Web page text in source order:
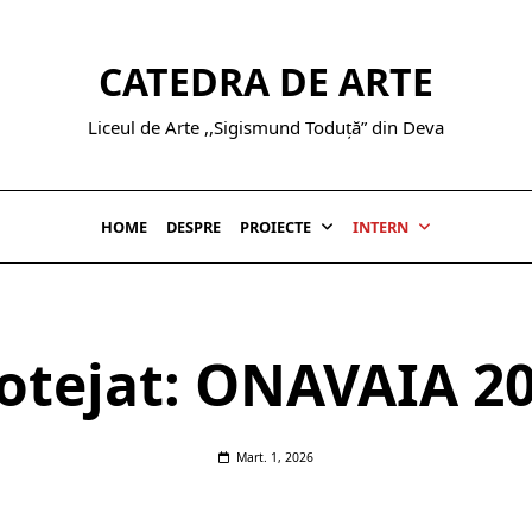
CATEDRA DE ARTE
Liceul de Arte ,,Sigismund Toduță” din Deva
HOME DESPRE PROIECTE INTERN
ONAVAIA
Mart. 1, 2026